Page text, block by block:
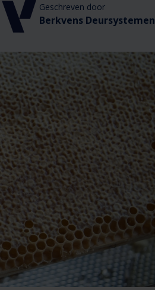
Geschreven door
Berkvens Deursystemen